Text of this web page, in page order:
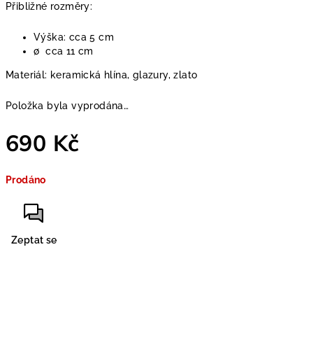
Přibližné rozměry:
Výška: cca 5 cm
∅ cca 11 cm
Materiál: keramická hlína, glazury, zlato
Položka byla vyprodána…
690 Kč
cena:
Prodáno
Zeptat se